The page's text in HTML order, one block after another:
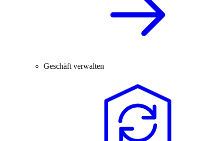
Geschäft verwalten